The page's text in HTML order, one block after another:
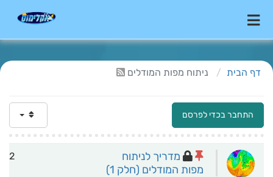
דף הבית ניתוח מפות המודלים
התחבר בכדי לפרסם
מדריך לניתוח
מפות המודלים (חלק 1)
2